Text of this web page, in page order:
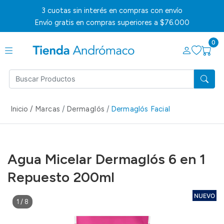
3 cuotas sin interés en compras con envío
Envío gratis en compras superiores a $76.000
0
Inicio / Marcas Dermaglós Dermaglós Facial
Agua Micelar Dermaglós 6 en 1
Repuesto 200ml
NUEVO
1 / 8